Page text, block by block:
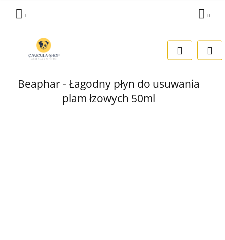
Zaloguj się
Dodaj zgłoszenie
Beaphar - Łagodny płyn do usuwania
plam łzowych 50ml